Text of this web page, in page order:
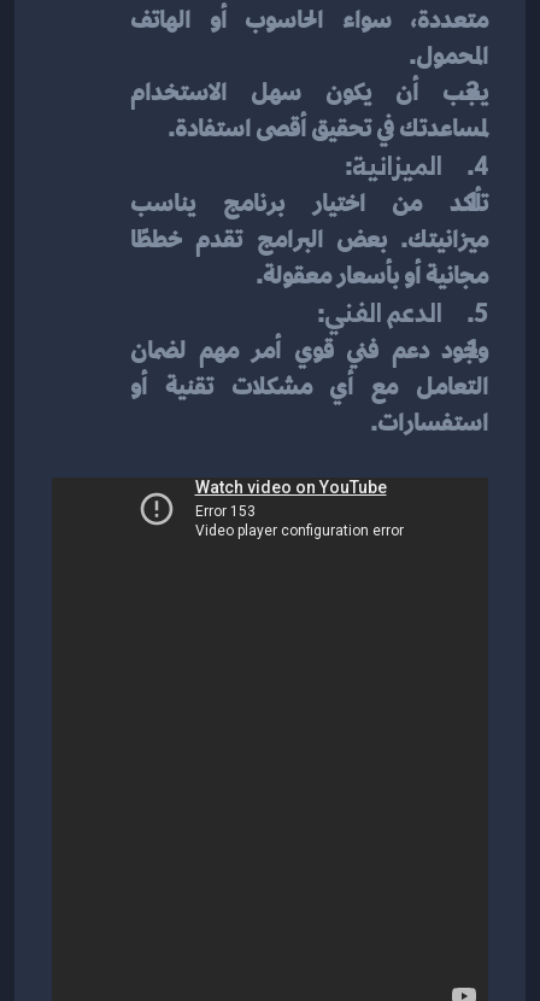
المحمول.
لمساعدتك في تحقيق أقصى استفادة.
4. الميزانية:
مجانية أو بأسعار معقولة.
5. الدعم الفني:
استفسارات.